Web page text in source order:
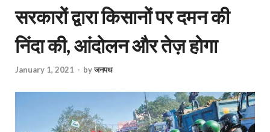
सरकारों द्वारा किसानों पर दमन की
निंदा की, आंदोलन और तेज़ होगा
January 1, 2021 - byजनपथ